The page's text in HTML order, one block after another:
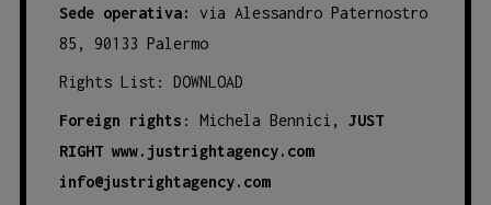
Sede operativa:
via Alessandro Paternostro
85, 90133 Palermo
Rights List: DOWNLOAD
Foreign rights : Michela Bennici, JUST
RIGHT www.justrightagency.com
info@justrightagency.com